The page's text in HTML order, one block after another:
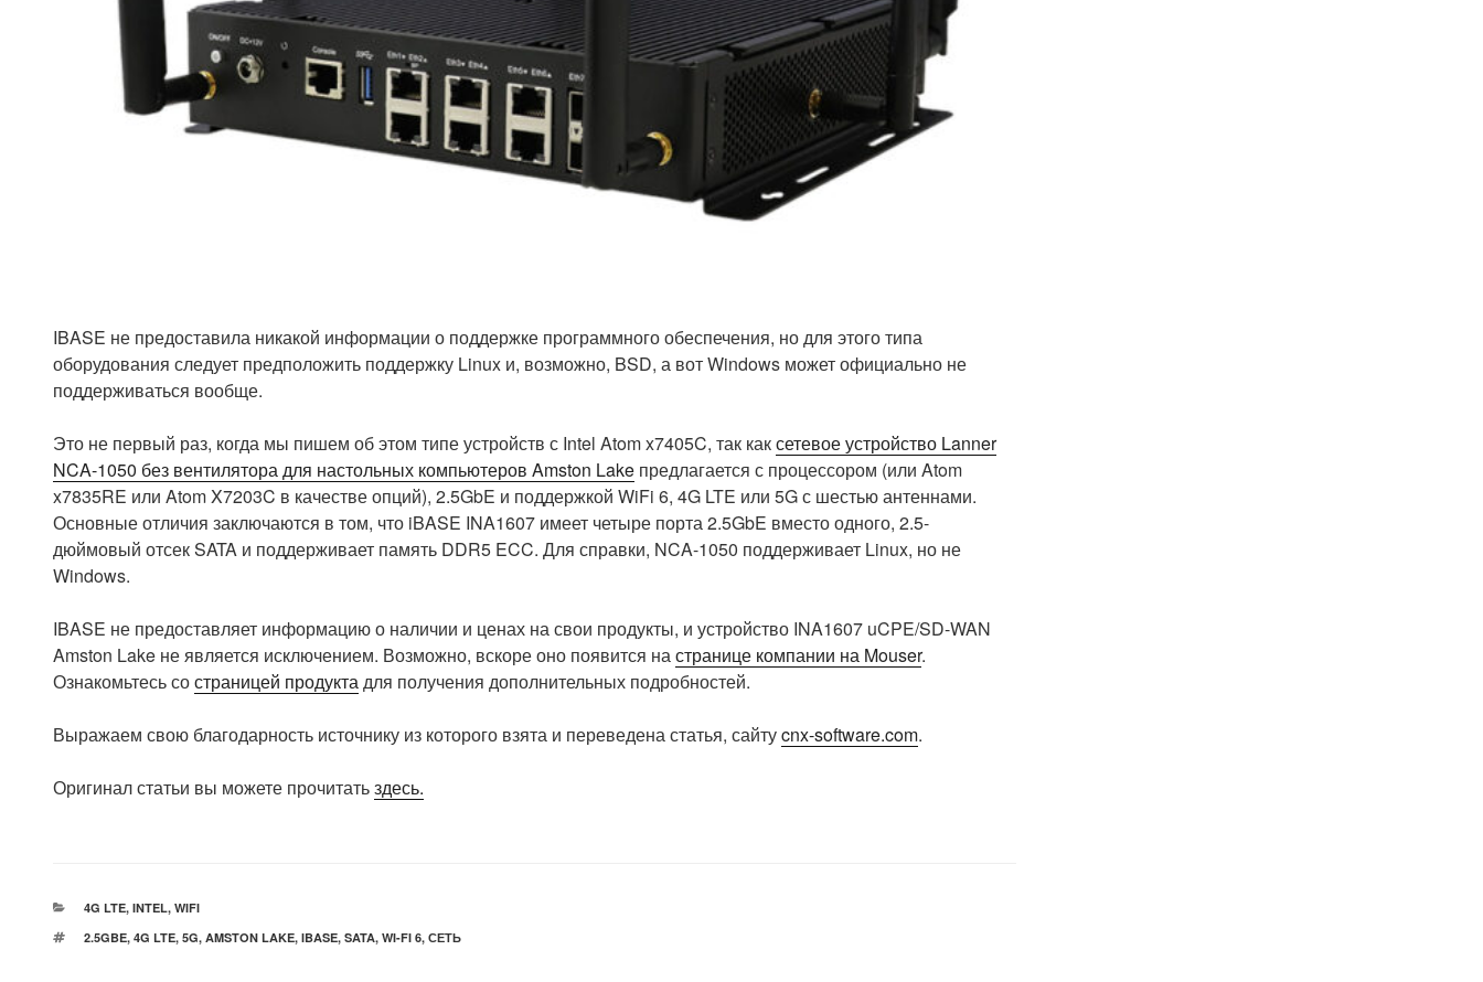
IBASE не предоставила никакой информации о поддержке программного обеспечения, но для этого типа
оборудования следует предположить поддержку Linux и, возможно, BSD, а вот Windows может официально не
поддерживаться вообще.
Это не первый раз, когда мы пишем об этом типе устройств с Intel Atom x7405C, так каксетевое устройство Lanner
NCA-1050 без вентилятора для настольных компьютеров Amston Lake предлагается с процессором (или Atom
x7835RE или Atom X7203C в качестве опций), 2.5GbE и поддержкой WiFi 6, 4G LTE или 5G с шестью антеннами.
Основные отличия заключаются в том, что iBASE INA1607 имеет четыре порта 2.5GbE вместо одного, 2.5-
дюймовый отсек SATA и поддерживает память DDR5 ECC. Для справки, NCA-1050 поддерживает Linux, но не
Windows.
IBASE не предоставляет информацию о наличии и ценах на свои продукты, и устройство INA1607 uCPE/SD-WAN
Amston Lake не является исключением. Возможно, вскоре оно появится настранице компании на Mouser.
Ознакомьтесь состраницей продуктадля получения дополнительных подробностей.
Выражаем свою благодарность источнику из которого взята и переведена статья, сайтуcnx-software.com.
Оригинал статьи вы можете прочитатьздесь.
РУБРИКИ
4G LTE, INTEL, WIFI
МЕТКИ
2.5GBE, 4G LTE, 5G, AMSTON LAKE, IBASE, SATA, WI-FI 6, СЕТЬ